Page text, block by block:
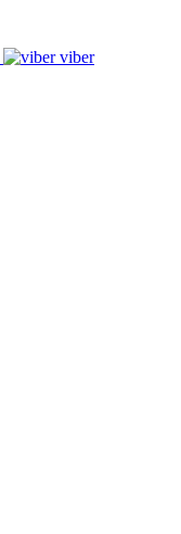
viber